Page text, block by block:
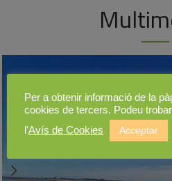
Per a obtenir informació de la
cookies de tercers. Podeu
l'Avís de Cookies Acceptar